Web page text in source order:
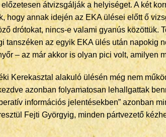
átvizsgálják a helyiséget. A két
hogy annak idején az EKA ülései előtt ő
drótokat, nincs-e valami gyanús közöttük.
tanszéken az egyik EKA ülés után napokig
– az már akkor is olyan pici volt, amilyen
Kerekasztal alakuló ülésén még nem
azonban folyamatosan lehallgattak
információs jelentésekben” azonban
Fejti Györgyig, minden pártvezető